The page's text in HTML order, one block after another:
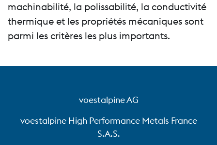
machinabilité, la polissabilité, la conductivité
thermique et les propriétés mécaniques sont
parmi les critères les plus importants.
voestalpine AG
voestalpine High Performance Metals France
S.A.S.